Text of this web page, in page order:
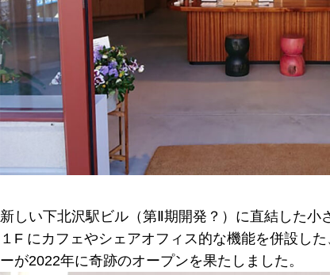
新しい下北沢駅ビル（第Ⅱ期開発？）に直結した小
１F にカフェやシェアオフィス的な機能を併設し
ーが2022年に奇跡のオープンを果たしました。